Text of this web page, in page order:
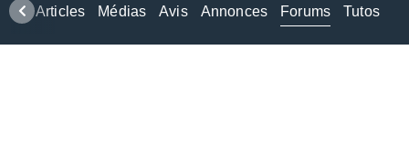
Articles Médias Avis Annonces Forums Tutos